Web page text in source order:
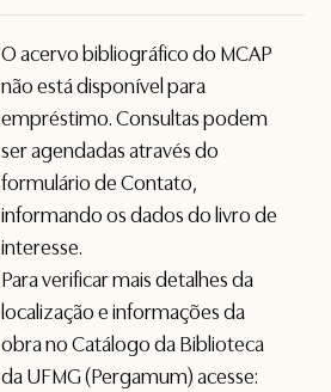
O acervo bibliográfico do MCAP
não está disponível para
empréstimo. Consultas podem
ser agendadas através do
formulário deContato,
informando os dados do livro de
interesse.
Para verificar mais detalhes da
localização e informações da
obra no Catálogo da Biblioteca
da UFMG (Pergamum) acesse: